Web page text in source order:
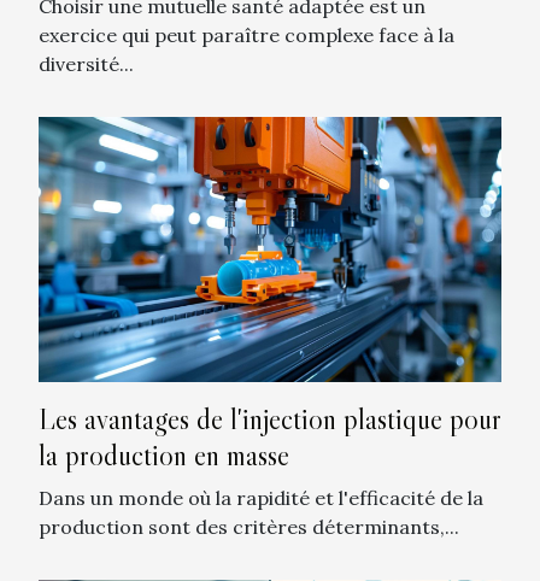
Choisir une mutuelle santé adaptée est un
exercice qui peut paraître complexe face à la
diversité...
Les avantages de l'injection plastique pour
la production en masse
Dans un monde où la rapidité et l'efficacité de la
production sont des critères déterminants,...